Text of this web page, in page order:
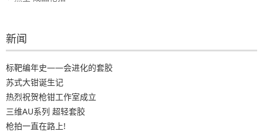
导
航
新闻
标靶编年史——会进化的套胶
苏式大钳诞生记
热烈祝贺枪钳工作室成立
三维AU系列 超轻套胶
枪拍一直在路上!